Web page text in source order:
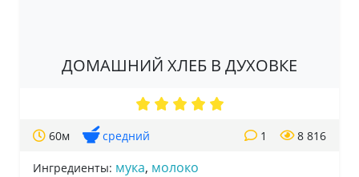
ДОМАШНИЙ ХЛЕБ В ДУХОВКЕ
60м средний 8 816
1
Ингредиенты: мука, молоко